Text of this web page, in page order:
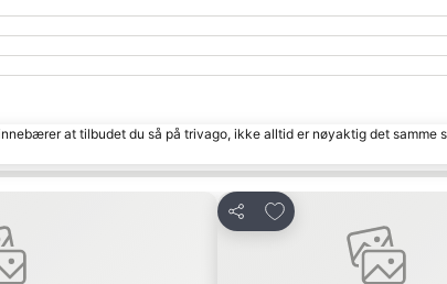
at tilbudet du så på trivago, ikke alltid er nøyaktig det samme
Del
Legg til i favoritter